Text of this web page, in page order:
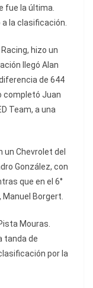
fue la última.
la clasificación.
hizo un
llegó Alan
de 644
completó Juan
Team, a una
Chevrolet del
González, con
que en el 6°
Manuel Borgert.
Mouras.
tanda de
por la